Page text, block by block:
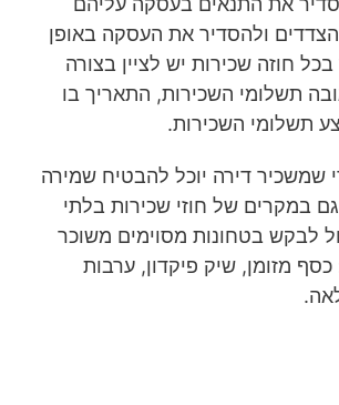
ולהסדיר את העסקה באופן
חוזה שכירות יש לציין בצורה
תשלומי השכירות, התאריך בו
תשלומי השכירות.
שמשכיר דירה יוכל להבטיח שמירה
במקרים של חוזי שכירות בלתי
לבקש בטחונות מסוימים משוכר
מזומן, שיק פיקדון, ערבות